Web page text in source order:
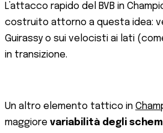
L’attacco rapido del BVB in
costruito attorno a questa idea:
Guirassy o sui velocisti ai lati
in transizione.
Un altro elemento tattico in
maggiore variabilità degli